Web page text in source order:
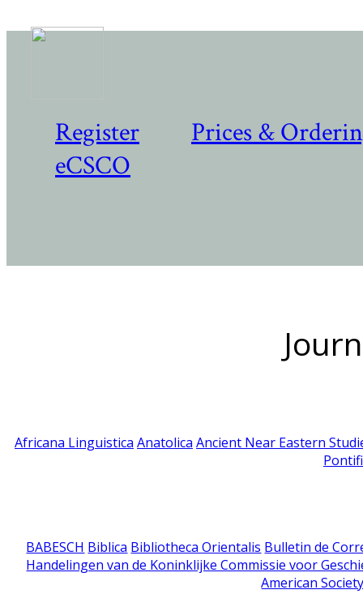
Register
Prices &
eCSCO
Africana Linguistica Anatolica Ancient Near Eastern
BABESCH Biblica Bibliotheca Orientalis Bulletin de
Handelingen van de Koninklijke Commissie voor
American